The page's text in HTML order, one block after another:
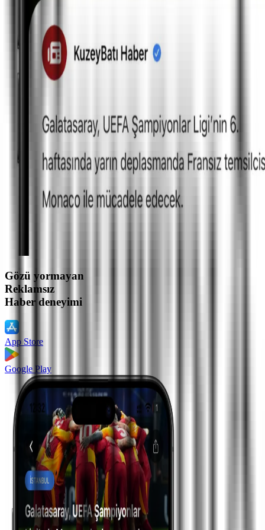
Gözü yormayan
Reklamsız
Haber deneyimi
App Store
Google Play